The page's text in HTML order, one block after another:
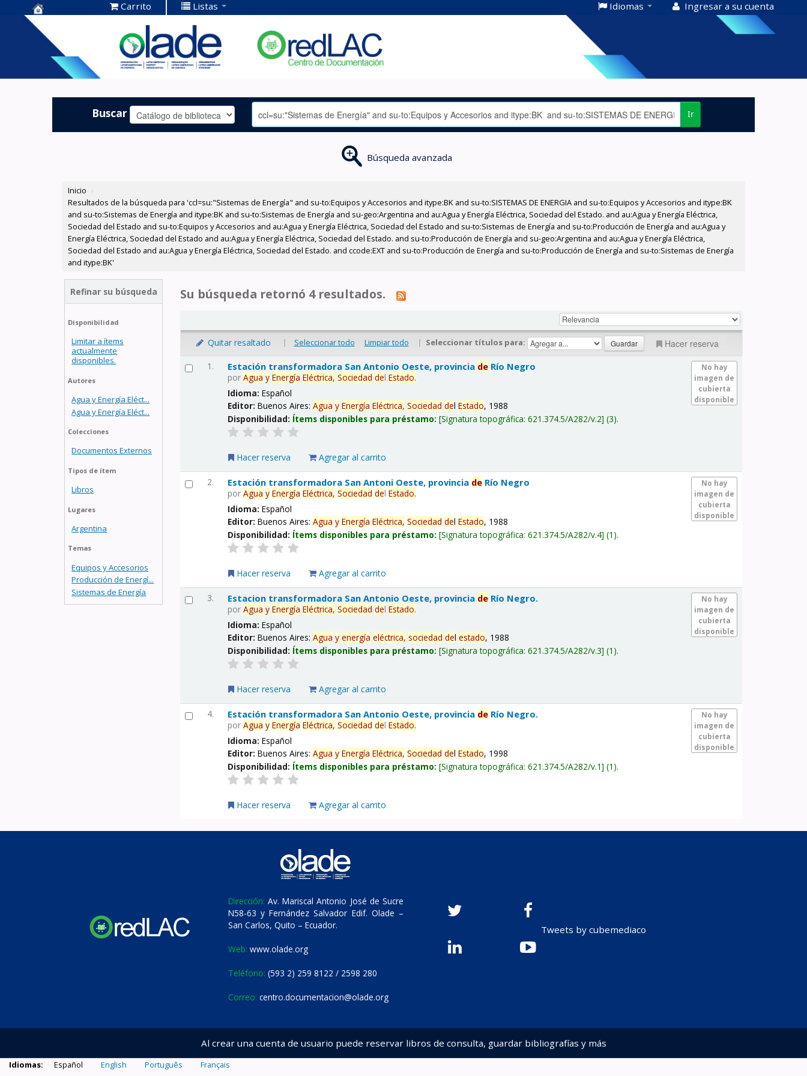
Centro de
Documentación
OLADE -
Carrito Listas Idiomas Ingresar a su cuenta
Buscar Ir
Búsqueda avanzada
Inicio ›
Resultados de la búsqueda para 'ccl=su:"Sistemas de Energía" and su-to:Equipos y Accesorios and itype:BK and su-to:SISTEMAS DE ENERGIA and su-to:Equipos y Accesorios and itype:BK
and su-to:Sistemas de Energía and itype:BK and su-to:Sistemas de Energía and su-geo:Argentina and au:Agua y Energía Eléctrica, Sociedad del Estado. and au:Agua y Energía Eléctrica,
Sociedad del Estado and su-to:Equipos y Accesorios and au:Agua y Energía Eléctrica, Sociedad del Estado and su-to:Sistemas de Energía and su-to:Producción de Energía and au:Agua y
Energía Eléctrica, Sociedad del Estado and au:Agua y Energía Eléctrica, Sociedad del Estado. and su-to:Producción de Energía and su-geo:Argentina and au:Agua y Energía Eléctrica,
Sociedad del Estado and au:Agua y Energía Eléctrica, Sociedad del Estado. and ccode:EXT and su-to:Producción de Energía and su-to:Producción de Energía and su-to:Sistemas de Energía
and itype:BK'
Refinar su búsqueda
Disponibilidad
Limitar a ítems
actualmente
disponibles.
Autores
Agua y Energía Eléct...
Agua y Energía Eléct...
Colecciones
Documentos Externos
Tipos de ítem
Libros
Lugares
Argentina
Temas
Equipos y Accesorios
Producción de Energí...
Sistemas de Energía
Su búsqueda retornó 4 resultados.
Quitar resaltado | Seleccionar todo Limpiar todo | Seleccionar títulos para: Hacer reserva
1.
No hay
imagen de
cubierta
disponible
Estación transformadora San Antonio Oeste, provincia de Río Negro
porAgua y Energía Eléctrica, Sociedad delEstado.
Idioma:Español
Editor:Buenos Aires:Agua y Energía Eléctrica, Sociedad delEstado, 1988
Disponibilidad: Ítems disponibles para préstamo: Signatura topográfica:621.374.5/A282/v.2 (3).
Hacer reserva Agregar al carrito
2.
No hay
imagen de
cubierta
disponible
Estación transformadora San Antoni Oeste, provincia de Río Negro
porAgua y Energía Eléctrica, Sociedad delEstado.
Idioma:Español
Editor:Buenos Aires:Agua y Energía Eléctrica, Sociedad delEstado, 1988
Disponibilidad: Ítems disponibles para préstamo: Signatura topográfica:621.374.5/A282/v.4 (1).
Hacer reserva Agregar al carrito
3.
No hay
imagen de
cubierta
disponible
Estacion transformadora San Antonio Oeste, provincia de Río Negro.
porAgua y Energía Eléctrica, Sociedad delEstado.
Idioma:Español
Editor:Buenos Aires:Agua y energía eléctrica, sociedad delestado, 1988
Disponibilidad: Ítems disponibles para préstamo: Signatura topográfica:621.374.5/A282/v.3 (1).
Hacer reserva Agregar al carrito
4.
No hay
imagen de
cubierta
disponible
Estación transformadora San Antonio Oeste, provincia de Río Negro.
porAgua y Energía Eléctrica, Sociedad delEstado.
Idioma:Español
Editor:Buenos Aires:Agua y Energía Eléctrica, Sociedad delEstado, 1998
Disponibilidad: Ítems disponibles para préstamo: Signatura topográfica:621.374.5/A282/v.1 (1).
Hacer reserva Agregar al carrito
Dirección: Av. Mariscal Antonio José de Sucre
N58-63 y Fernández Salvador Edif. Olade –
San Carlos, Quito – Ecuador.
Web: www.olade.org
Teléfono: (593 2) 259 8122 / 2598 280
Correo: centro.documentacion@olade.org
Tweets by cubemediaco
Al crear una cuenta de usuario puede reservar libros de consulta, guardar bibliografías y más
Idiomas: Español English Português Français